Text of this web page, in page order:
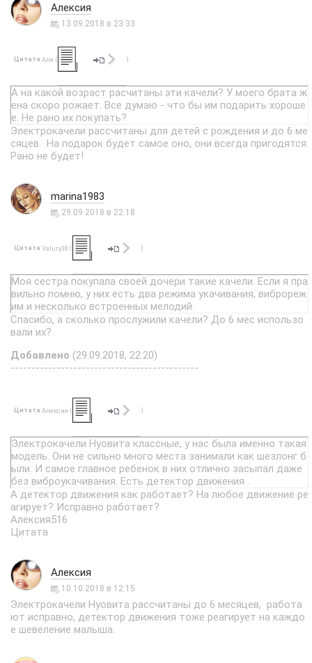
Алексия
13.09.2018 в 23:33
Цитата Аля ( )
А на какой возраст расчитаны эти качели? У моего брата ж
ена скоро рожает. Все думаю - что бы им подарить хороше
е. Не рано их покупать?
Электрокачели рассчитаны для детей с рождения и до 6 ме
сяцев. На подарок будет самое оно, они всегда пригодятся.
Рано не будет!
marina1983
29.09.2018 в 22:18
Цитата Valury38 ( )
Моя сестра покупала своей дочери такие качели. Если я пра
вильно помню, у них есть два режима укачивания, виброреж
им и несколько встроенных мелодий.
Спасибо, а сколько прослужили качели? До 6 мес использо
вали их?
Добавлено (29.09.2018, 22:20)
---------------------------------------------
Цитата Алексия ( )
Электрокачели Нуовита классные, у нас была именно такая
модель. Они не сильно много места занимали как шезлонг б
ыли. И самое главное ребенок в них отлично засыпал даже
без виброукачивания. Есть детектор движения .
А детектор движения как работает? На любое движение ре
агирует? Исправно работает?
Алексия516
Цитата
Алексия
10.10.2018 в 12:15
Электрокачели Нуовита рассчитаны до 6 месяцев, работа
ют исправно, детектор движения тоже реагирует на каждо
е шевеление малыша.